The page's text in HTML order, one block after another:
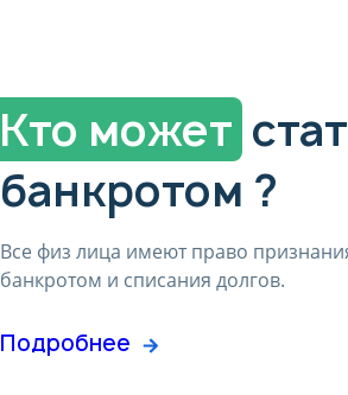
Кто может
банкротом ?
Все физ лица имеют право
банкротом и списания долгов.
Подробнее